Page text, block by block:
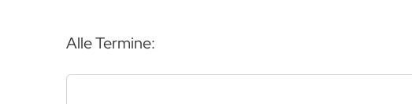
Alle Termine: